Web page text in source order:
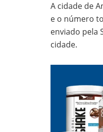
A cidade de
e o número
enviado pela
cidade.